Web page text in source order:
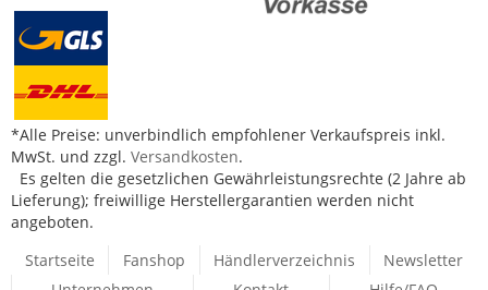
*Alle Preise: unverbindlich empfohlener Verkaufspreis inkl.
MwSt. und zzgl. Versandkosten.
Es gelten die gesetzlichen Gewährleistungsrechte (2 Jahre ab
Lieferung); freiwillige Herstellergarantien werden nicht
angeboten.
Startseite
Fanshop Händlerverzeichnis
Newsletter